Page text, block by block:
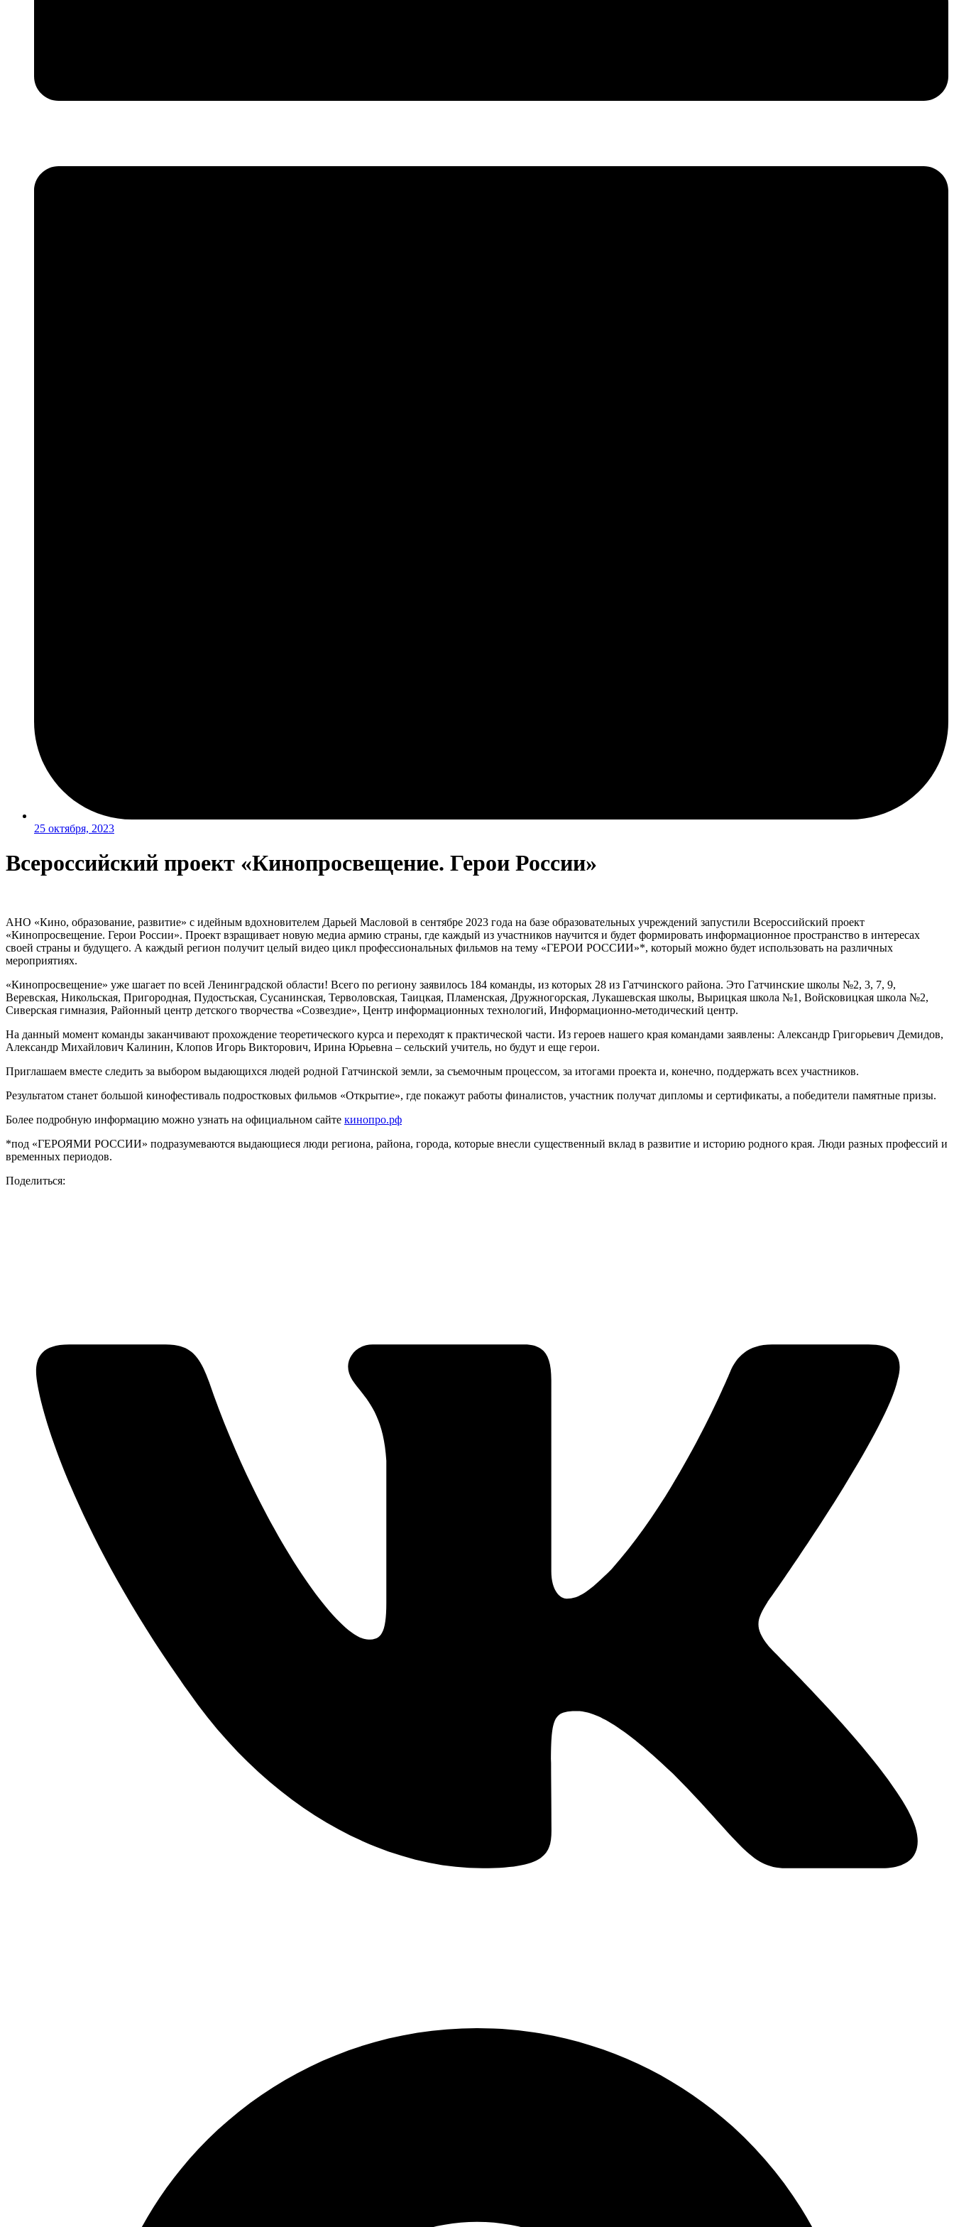
25 октября, 2023
Всероссийский проект «Кинопросвещение. Герои России»
АНО «Кино, образование, развитие» с идейным вдохновителем Дарьей Масловой в сентябре 2023 года на базе образовательных учреждений запустили Всероссийский проект
«Кинопросвещение. Герои России». Проект взращивает новую медиа армию страны, где каждый из участников научится и будет формировать информационное пространство в интересах
своей страны и будущего. А каждый регион получит целый видео цикл профессиональных фильмов на тему «ГЕРОИ РОССИИ»*, который можно будет использовать на различных
мероприятиях.
«Кинопросвещение» уже шагает по всей Ленинградской области! Всего по региону заявилось 184 команды, из которых 28 из Гатчинского района. Это Гатчинские школы №2, 3, 7, 9,
Веревская, Никольская, Пригородная, Пудостьская, Сусанинская, Терволовская, Таицкая, Пламенская, Дружногорская, Лукашевская школы, Вырицкая школа №1, Войсковицкая школа №2,
Сиверская гимназия, Районный центр детского творчества «Созвездие», Центр информационных технологий, Информационно-методический центр.
На данный момент команды заканчивают прохождение теоретического курса и переходят к практической части. Из героев нашего края командами заявлены: Александр Григорьевич Демидов,
Александр Михайлович Калинин, Клопов Игорь Викторович, Ирина Юрьевна – сельский учитель, но будут и еще герои.
Приглашаем вместе следить за выбором выдающихся людей родной Гатчинской земли, за съемочным процессом, за итогами проекта и, конечно, поддержать всех участников.
Результатом станет большой кинофестиваль подростковых фильмов «Открытие», где покажут работы финалистов, участник получат дипломы и сертификаты, а победители памятные призы.
Более подробную информацию можно узнать на официальном сайте кинопро.рф
*под «ГЕРОЯМИ РОССИИ» подразумеваются выдающиеся люди региона, района, города, которые внесли существенный вклад в развитие и историю родного края. Люди разных профессий и
временных периодов.
Поделиться: